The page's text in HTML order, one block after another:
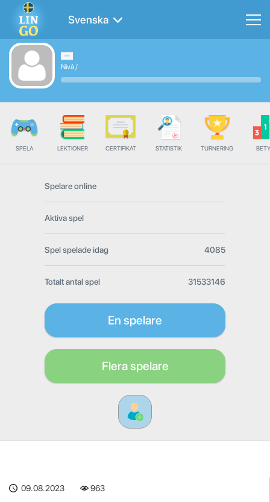
Svenska
Nivå/
SPELA LEKTIONER CERTIFIKAT STATISTIK TURNERING
Spelare online
Aktiva spel
Spel spelade idag 4085
Totalt antal spel 31533146
En spelare
Flera spelare
09.08.2023 963